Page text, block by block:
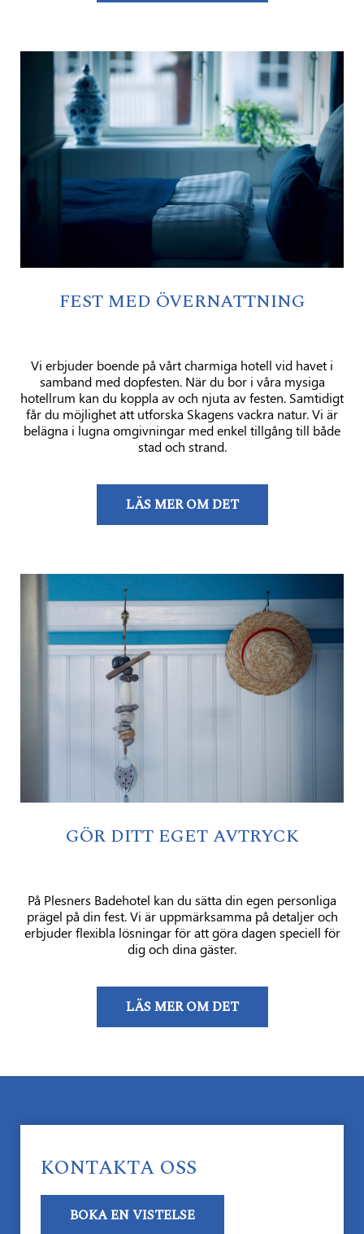
FEST MED ÖVERNATTNING
Vi erbjuder boende på vårt charmiga hotell vid havet i
samband med dopfesten. När du bor i våra mysiga
hotellrum kan du koppla av och njuta av festen. Samtidigt
får du möjlighet att utforska Skagens vackra natur. Vi är
belägna i lugna omgivningar med enkel tillgång till både
stad och strand.
LÄS MER OM DET
GÖR DITT EGET AVTRYCK
På Plesners Badehotel kan du sätta din egen personliga
prägel på din fest. Vi är uppmärksamma på detaljer och
erbjuder flexibla lösningar för att göra dagen speciell för
dig och dina gäster.
LÄS MER OM DET
KONTAKTA OSS
BOKA EN VISTELSE